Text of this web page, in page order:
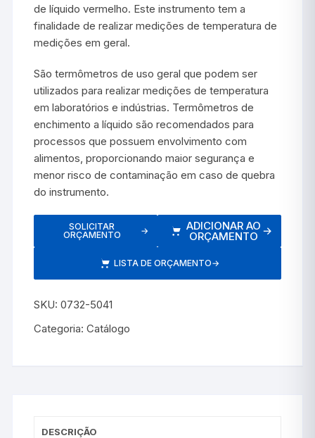
de líquido vermelho. Este instrumento tem a
finalidade de realizar medições de temperatura de
medições em geral.
São termômetros de uso geral que podem ser
utilizados para realizar medições de temperatura
em laboratórios e indústrias. Termômetros de
enchimento a líquido são recomendados para
processos que possuem envolvimento com
alimentos, proporcionando maior segurança e
menor risco de contaminação em caso de quebra
do instrumento.
SOLICITAR
ORÇAMENTO
→ ADICIONAR AO
ORÇAMENTO →
LISTA DE ORÇAMENTO→
SKU:0732-5041
Categoria:Catálogo
DESCRIÇÃO